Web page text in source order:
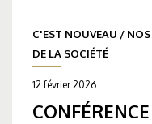
C'EST NOUVEAU /
DE LA SOCIÉTÉ
12 février 2026